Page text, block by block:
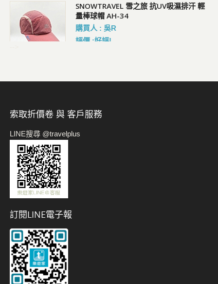
SNOWTRAVEL 雪之旅 抗UV吸濕排汗 輕
量棒球帽 AH-34
購買人 : 吳R
評價 :好評!
索取折價卷 與 客戶服務
LINE搜尋 @travelplus
訂閱LINE電子報